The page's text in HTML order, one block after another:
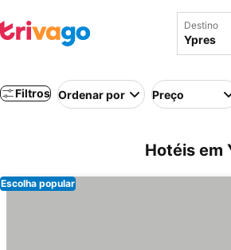
Destino
Filtros Ordenar por Preço
Hotéis em
Escolha popular